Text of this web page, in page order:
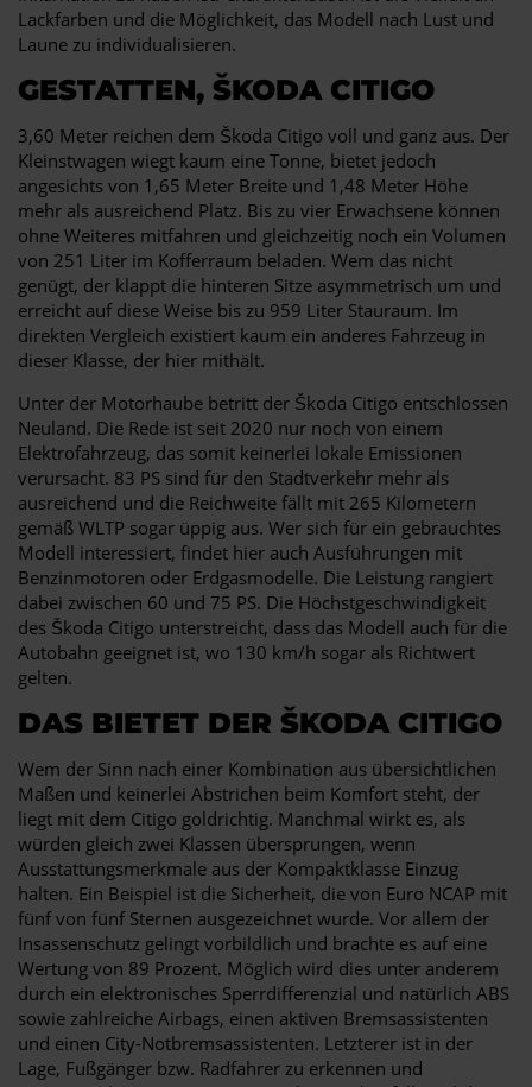
Lackfarben und die Möglichkeit, das Modell nach Lust und
Laune zu individualisieren.
GESTATTEN, ŠKODA CITIGO
3,60 Meter reichen dem Škoda Citigo voll und ganz aus. Der
Kleinstwagen wiegt kaum eine Tonne, bietet jedoch
angesichts von 1,65 Meter Breite und 1,48 Meter Höhe
mehr als ausreichend Platz. Bis zu vier Erwachsene können
ohne Weiteres mitfahren und gleichzeitig noch ein Volumen
von 251 Liter im Kofferraum beladen. Wem das nicht
genügt, der klappt die hinteren Sitze asymmetrisch um und
erreicht auf diese Weise bis zu 959 Liter Stauraum. Im
direkten Vergleich existiert kaum ein anderes Fahrzeug in
dieser Klasse, der hier mithält.
Unter der Motorhaube betritt der Škoda Citigo entschlossen
Neuland. Die Rede ist seit 2020 nur noch von einem
Elektrofahrzeug, das somit keinerlei lokale Emissionen
verursacht. 83 PS sind für den Stadtverkehr mehr als
ausreichend und die Reichweite fällt mit 265 Kilometern
gemäß WLTP sogar üppig aus. Wer sich für ein gebrauchtes
Modell interessiert, findet hier auch Ausführungen mit
Benzinmotoren oder Erdgasmodelle. Die Leistung rangiert
dabei zwischen 60 und 75 PS. Die Höchstgeschwindigkeit
des Škoda Citigo unterstreicht, dass das Modell auch für die
Autobahn geeignet ist, wo 130 km/h sogar als Richtwert
gelten.
DAS BIETET DER ŠKODA CITIGO
Wem der Sinn nach einer Kombination aus übersichtlichen
Maßen und keinerlei Abstrichen beim Komfort steht, der
liegt mit dem Citigo goldrichtig. Manchmal wirkt es, als
würden gleich zwei Klassen übersprungen, wenn
Ausstattungsmerkmale aus der Kompaktklasse Einzug
halten. Ein Beispiel ist die Sicherheit, die von Euro NCAP mit
fünf von fünf Sternen ausgezeichnet wurde. Vor allem der
Insassenschutz gelingt vorbildlich und brachte es auf eine
Wertung von 89 Prozent. Möglich wird dies unter anderem
durch ein elektronisches Sperrdifferenzial und natürlich ABS
sowie zahlreiche Airbags, einen aktiven Bremsassistenten
und einen City-Notbremsassistenten. Letzterer ist in der
Lage, Fußgänger bzw. Radfahrer zu erkennen und